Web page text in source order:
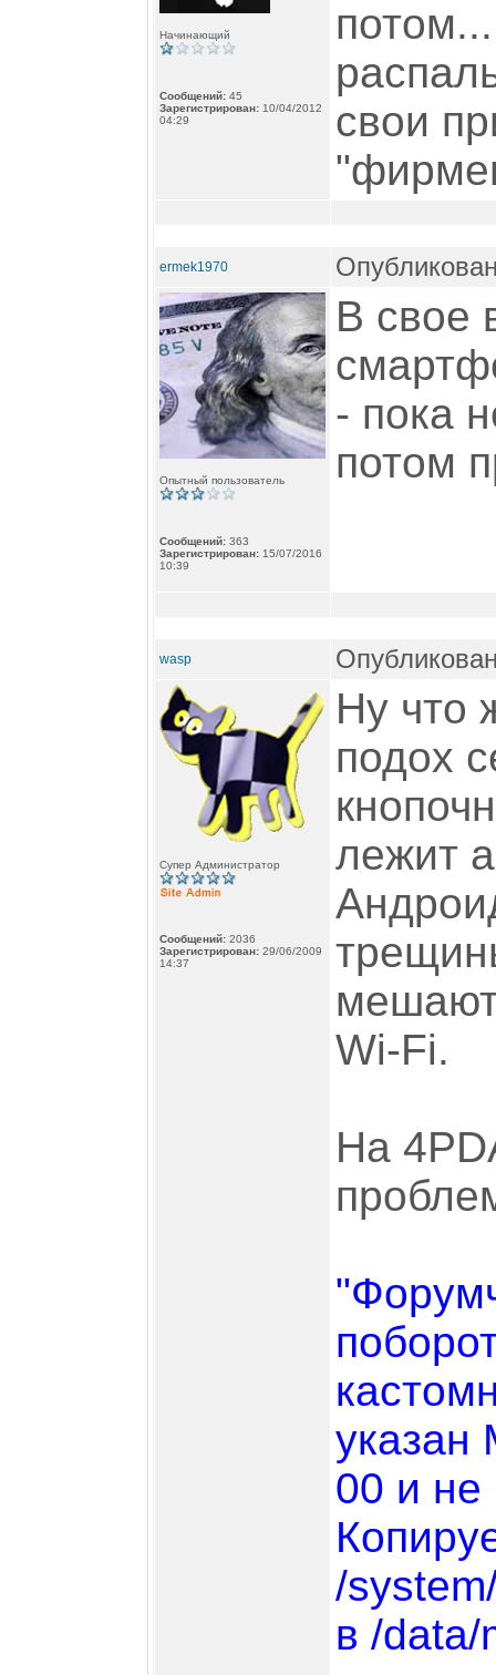
Начинающий
Сообщений: 45
Зарегистрирован: 10/04/2012
04:29
свои
ermek1970
Опытный пользователь
Сообщений: 363
Зарегистрирован: 15/07/2016
10:39
В свое
- пока
потом
wasp
Супер Администратор
Сообщений: 2036
Зарегистрирован: 29/06/2009
14:37
Ну что
подох
лежит
Wi-Fi.
На
указан
00 и не
/
в /data/